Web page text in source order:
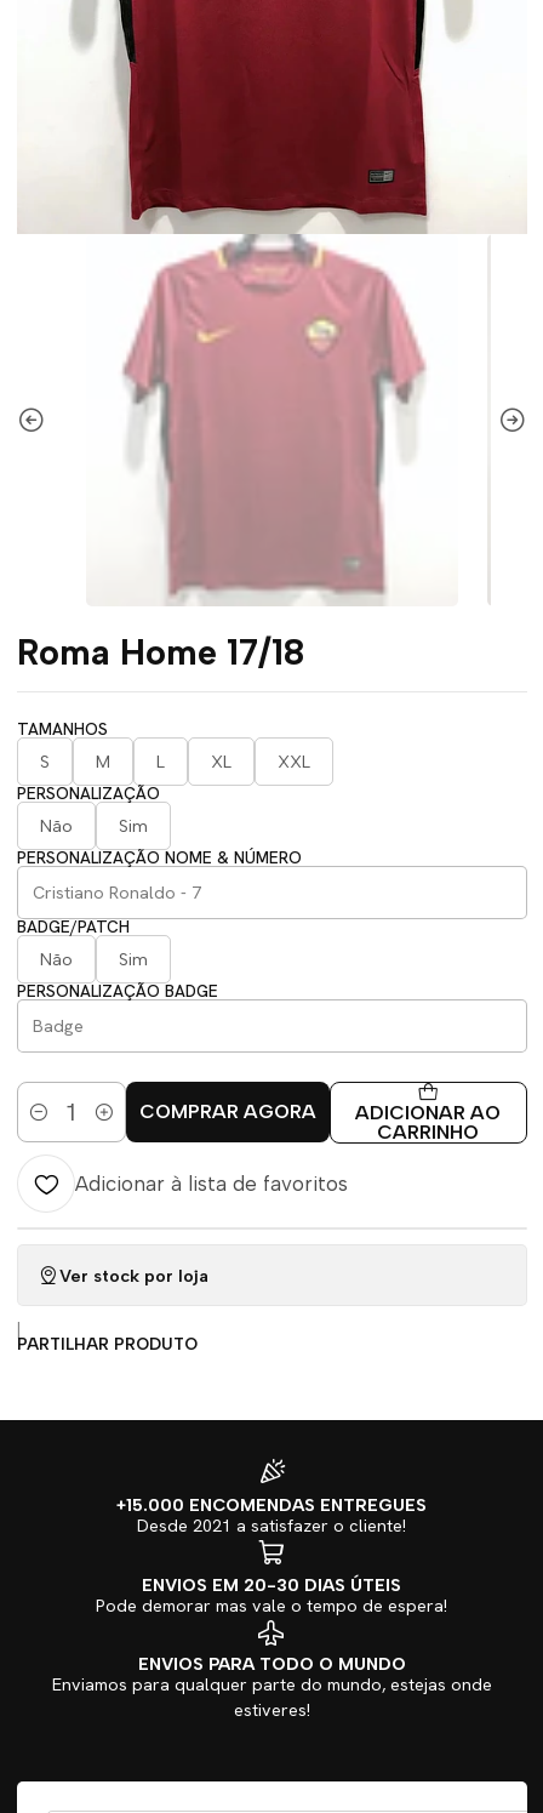
Roma Home 17/18
TAMANHOS
S
M L XL
XXL
PERSONALIZAÇÃO
Não
Sim
PERSONALIZAÇÃO NOME & NÚMERO
BADGE/PATCH
Não
Sim
PERSONALIZAÇÃO BADGE
Quantidade
ADICIONAR AO
CARRINHO
COMPRAR AGORA
Adicionar à lista de favoritos
Ver stock por loja
|
PARTILHAR PRODUTO
+15.000 ENCOMENDAS ENTREGUES
Desde 2021 a satisfazer o cliente!
ENVIOS EM 20-30 DIAS ÚTEIS
Pode demorar mas vale o tempo de espera!
ENVIOS PARA TODO O MUNDO
Enviamos para qualquer parte do mundo, estejas onde
estiveres!